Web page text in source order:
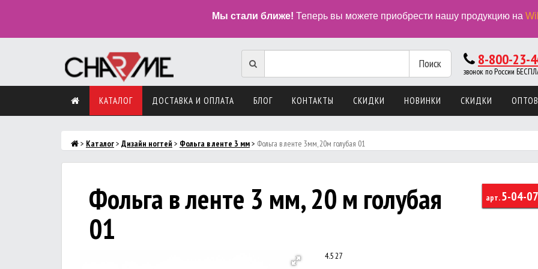
Мы стали ближе! Теперь вы можете приобрести нашу продукцию на
Поиск 8-800-23-
звонок по России
КАТАЛОГ ДОСТАВКА И ОПЛАТА БЛОГ КОНТАКТЫ СКИДКИ НОВИНКИ СКИДКИ
> Каталог> Дизайн ногтей > Фольга в ленте 3 мм> Фольга в ленте 3мм, 20м голубая 01
Фольга в ленте 3 мм, 20 м голубая
01
арт.5-04-07
4.527